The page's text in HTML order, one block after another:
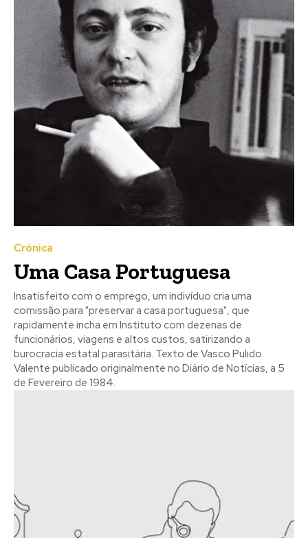
Crónica
Uma Casa Portuguesa
Insatisfeito com o emprego, um indivíduo cria uma
comissão para "preservar a casa portuguesa", que
rapidamente incha em Instituto com dezenas de
funcionários, viagens e altos custos, satirizando a
burocracia estatal parasitária. Texto de Vasco Pulido
Valente publicado originalmente no Diário de Notícias, a 5
de Fevereiro de 1984.